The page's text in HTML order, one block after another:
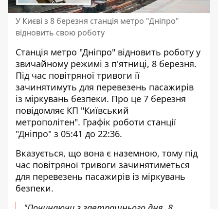
У Києві з 8 березня станція метро "Дніпро"
відновить свою роботу
Станція метро "Дніпро" відновить роботу у
звичайному режимі з п'ятниці, 8 березня.
Під час повітряної тривоги її
зачинятимуть для перевезень пасажирів
із міркувань безпеки. Про це 7 березня
повідомляє КП "Київський
метрополітен". Графік роботи станції
"Дніпро" з 05:41 до 22:36.
Вказується, що вона є наземною, тому під
час повітряної тривоги зачинятиметься
для перевезень пасажирів із міркувань
безпеки.